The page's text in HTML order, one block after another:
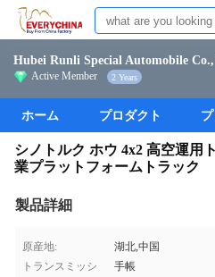
Hubei Runli Special Automobile
Active Member 2 Years
ホーム プロダクト
シノトルク ホウ 4x2 高空運用
業プラットフォームトラック
製品詳細
原産地:
湖北,中国
トランスミッシ
手帳